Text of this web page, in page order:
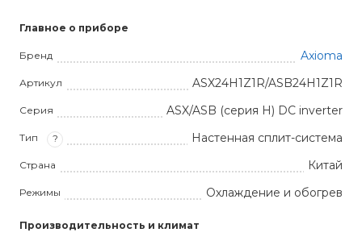
Главное о приборе
Бренд Axioma
Артикул ASX24H1Z1R/ASB24H1Z1R
Серия ASX/ASB (серия H) DC inverter
Тип ? Настенная сплит-система
Страна Китай
Режимы Охлаждение и обогрев
Производительность и климат